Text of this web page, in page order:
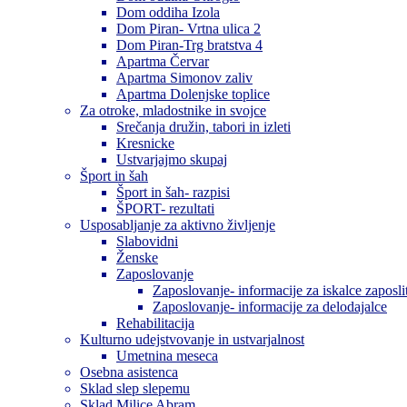
Dom oddiha Izola
Dom Piran- Vrtna ulica 2
Dom Piran-Trg bratstva 4
Apartma Červar
Apartma Simonov zaliv
Apartma Dolenjske toplice
Za otroke, mladostnike in svojce
Srečanja družin, tabori in izleti
Kresnicke
Ustvarjajmo skupaj
Šport in šah
Šport in šah- razpisi
ŠPORT- rezultati
Usposabljanje za aktivno življenje
Slabovidni
Ženske
Zaposlovanje
Zaposlovanje- informacije za iskalce
Zaposlovanje- informacije za delodajalce
Rehabilitacija
Kulturno udejstvovanje in ustvarjalnost
Umetnina meseca
Osebna asistenca
Sklad slep slepemu